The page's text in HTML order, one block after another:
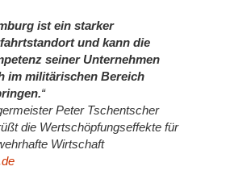
ist ein starker
und kann die
seiner Unternehmen
im militärischen Bereich
“
Peter Tschentscher
die Wertschöpfungseffekte für
Wirtschaft